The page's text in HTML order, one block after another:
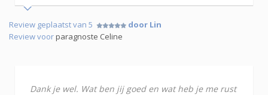
Review geplaatst van 5
door Lin
Review voorparagnoste Celine
Dank je wel. Wat ben jij goed en wat heb je me rust